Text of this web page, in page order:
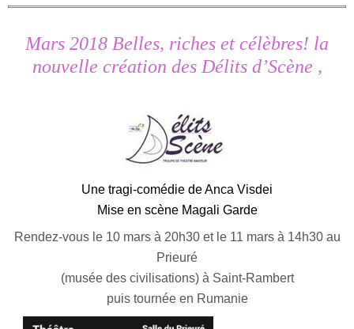
Mars 2018 Belles, riches et célèbres! la
nouvelle création des Délits d’Scène ,
Une tragi-comédie de Anca Visdei
Mise en scène Magali Garde
Rendez-vous le 10 mars à 20h30 et le 11 mars à 14h30 au
Prieuré
(musée des civilisations) à Saint-Rambert
puis tournée en Rumanie